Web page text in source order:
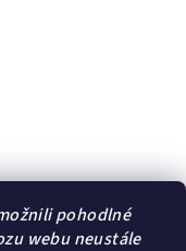
pohodlné
webu neustále